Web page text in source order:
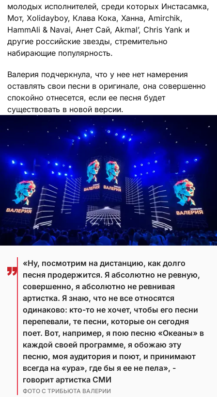
молодых исполнителей, среди которых Инстасамка,
Мот, Xolidayboy, Клава Кока, Ханна, Amirchik,
HammAli & Navai, Анет Сай, Akmal’, Chris Yank и
другие российские звезды, стремительно
набирающие популярность.
Валерия подчеркнула, что у нее нет намерения
оставлять свои песни в оригинале, она совершенно
спокойно отнесется, если ее песня будет
существовать в новой версии.
«Ну, посмотрим на дистанцию, как долго
песня продержится. Я абсолютно не ревную,
совершенно, я абсолютно не ревнивая
артистка. Я знаю, что не все относятся
одинаково: кто-то не хочет, чтобы его песни
перепевали, те песни, которые он сегодня
поет. Вот, например, я пою песню «Океаны» в
каждой своей программе, я обожаю эту
песню, моя аудитория и поют, и принимают
всегда на «ура», где бы я ее не пела», -
говорит артистка СМИ
ФОТО С ТРИБЬЮТА ВАЛЕРИИ